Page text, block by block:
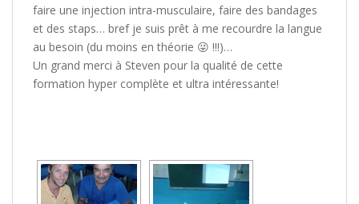
faire une injection intra-musculaire, faire des bandages
et des staps… bref je suis prêt à me recourdre la langue
au besoin (du moins en théorie 😜 !!!)…
Un grand merci à Steven pour la qualité de cette
formation hyper complète et ultra intéressante!